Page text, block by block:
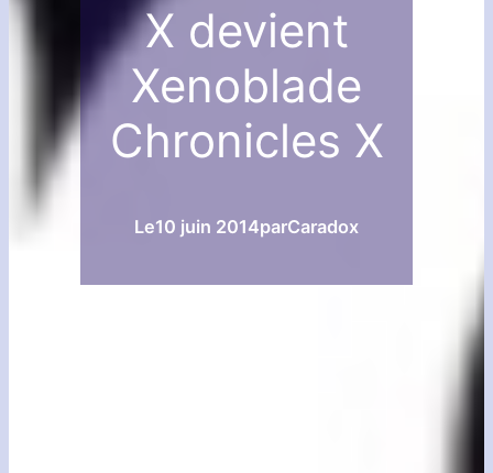
X devient
Xenoblade
Chronicles X
Le10 juin 2014parCaradox